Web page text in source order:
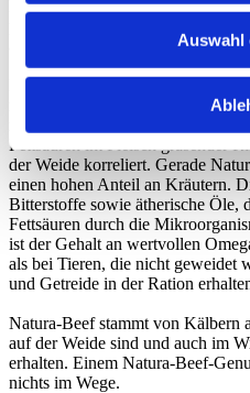
Auswahl
Menschen, nicht selbst gebildet
Der Gehalt an Omega-3-
mehr Futter die Tiere auf Weiden
Fettsäuren im Fleisch grasender
der Weide korreliert. Gerade
einen hohen Anteil an Kräutern.
Bitterstoffe sowie ätherische Öle,
Fettsäuren durch die
ist der Gehalt an wertvollen
als bei Tieren, die nicht geweidet
und Getreide in der Ration
Natura-Beef stammt von Kälbern
auf der Weide sind und auch im
erhalten. Einem Natura-Beef-
nichts im Wege.